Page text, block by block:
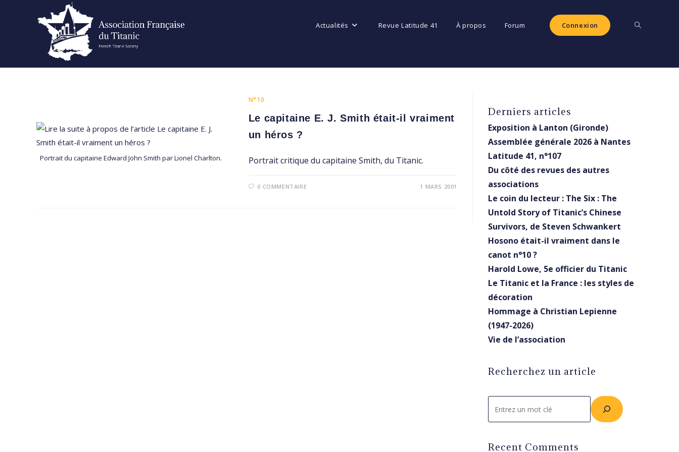
Actualités Revue Latitude 41 À propos Forum Connexion Toggle
Portrait du capitaine Edward John Smith par Lionel Charlton.
N°10
Le capitaine E. J. Smith était-il vraiment
un héros ?
Portrait critique du capitaine Smith, du Titanic.
0 COMMENTAIRE 1 MARS 2001
Derniers articles
Exposition à Lanton (Gironde)
Assemblée générale 2026 à Nantes
Latitude 41, n°107
Du côté des revues des autres
associations
Le coin du lecteur : The Six : The
Untold Story of Titanic’s Chinese
Survivors, de Steven Schwankert
Hosono était-il vraiment dans le
canot n°10 ?
Harold Lowe, 5e officier du Titanic
Le Titanic et la France : les styles de
décoration
Hommage à Christian Lepienne
(1947-2026)
Vie de l’association
Recherchez un article
Recent Comments